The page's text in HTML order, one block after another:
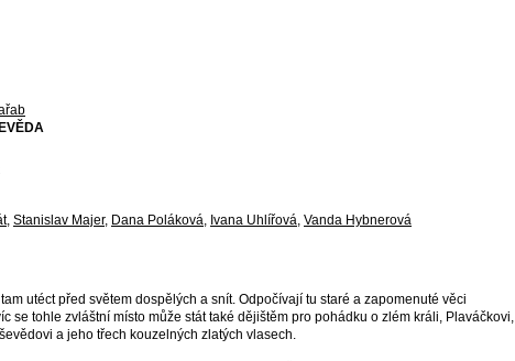
, Stanislav Majer, Dana Poláková, Ivana Uhlířová, Vanda Hybnerová
utéct před světem dospělých a snít. Odpočívají tu staré a zapomenuté věci
se tohle zvláštní místo může stát také dějištěm pro pohádku o zlém králi, Plaváčkovi,
a jeho třech kouzelných zlatých vlasech.